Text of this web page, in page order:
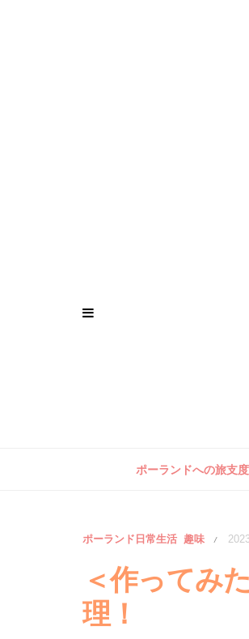
ポーランドへの旅支
ポーランド日常生活 趣味 /
＜作ってみ
理！